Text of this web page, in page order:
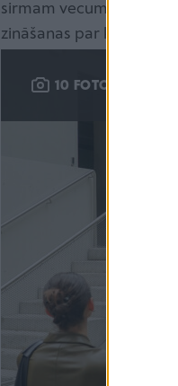
sirmam vecumam.
zināšanas par ķermeni
10 FOTO